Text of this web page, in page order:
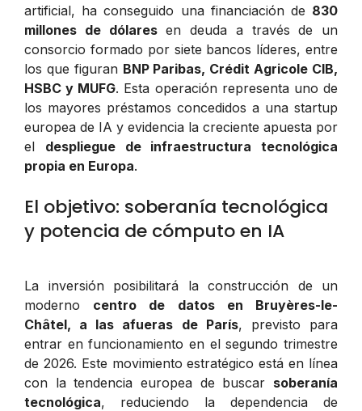
artificial, ha conseguido una financiación de 830
millones de dólaresen deuda a través de un
consorcio formado por siete bancos líderes, entre
los que figuran BNP Paribas, Crédit Agricole CIB,
HSBC y MUFG. Esta operación representa uno de
los mayores préstamos concedidos a una startup
europea de IA y evidencia la creciente apuesta por
el despliegue de infraestructura tecnológica
propia en Europa.
El objetivo: soberanía tecnológica
y potencia de cómputo en IA
La inversión posibilitará la construcción de un
moderno centro de datos en Bruyères-le-
Châtel, a las afueras de París, previsto para
entrar en funcionamiento en el segundo trimestre
de 2026. Este movimiento estratégico está en línea
con la tendencia europea de buscar soberanía
tecnológica, reduciendo la dependencia de